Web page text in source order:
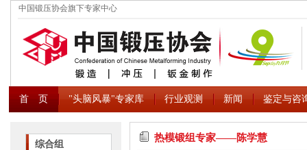
中国锻压协会旗下专家中心
首 页 "头脑风暴"专家库 行业观测 新闻 鉴定与咨
综合组
热模锻组专家――陈学慧